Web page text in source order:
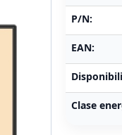
P/N:
EAN:
Clase